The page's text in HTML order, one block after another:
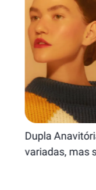
Dupla
variadas, mas